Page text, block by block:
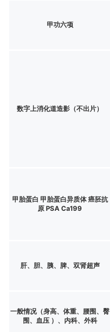
甲功六项
数字上消化道造影（不出片）
甲胎蛋白 甲胎蛋白异质体 癌胚抗
原 PSA Ca199
肝、胆、胰、脾、双肾超声
一般情况（身高、体重、腰围、臀
围、血压 ）、内科、外科